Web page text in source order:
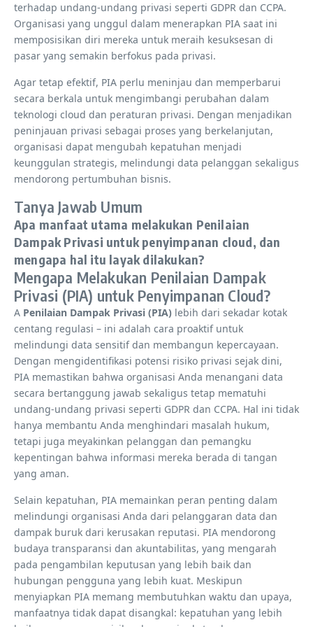
terhadap undang-undang privasi seperti GDPR dan CCPA.
Organisasi yang unggul dalam menerapkan PIA saat ini
memposisikan diri mereka untuk meraih kesuksesan di
pasar yang semakin berfokus pada privasi.
Agar tetap efektif, PIA perlu meninjau dan memperbarui
secara berkala untuk mengimbangi perubahan dalam
teknologi cloud dan peraturan privasi. Dengan menjadikan
peninjauan privasi sebagai proses yang berkelanjutan,
organisasi dapat mengubah kepatuhan menjadi
keunggulan strategis, melindungi data pelanggan sekaligus
mendorong pertumbuhan bisnis.
Tanya Jawab Umum
Apa manfaat utama melakukan Penilaian
Dampak Privasi untuk penyimpanan cloud, dan
mengapa hal itu layak dilakukan?
Mengapa Melakukan Penilaian Dampak
Privasi (PIA) untuk Penyimpanan Cloud?
A Penilaian Dampak Privasi (PIA) lebih dari sekadar kotak
centang regulasi – ini adalah cara proaktif untuk
melindungi data sensitif dan membangun kepercayaan.
Dengan mengidentifikasi potensi risiko privasi sejak dini,
PIA memastikan bahwa organisasi Anda menangani data
secara bertanggung jawab sekaligus tetap mematuhi
undang-undang privasi seperti GDPR dan CCPA. Hal ini tidak
hanya membantu Anda menghindari masalah hukum,
tetapi juga meyakinkan pelanggan dan pemangku
kepentingan bahwa informasi mereka berada di tangan
yang aman.
Selain kepatuhan, PIA memainkan peran penting dalam
melindungi organisasi Anda dari pelanggaran data dan
dampak buruk dari kerusakan reputasi. PIA mendorong
budaya transparansi dan akuntabilitas, yang mengarah
pada pengambilan keputusan yang lebih baik dan
hubungan pengguna yang lebih kuat. Meskipun
menyiapkan PIA memang membutuhkan waktu dan upaya,
manfaatnya tidak dapat disangkal: kepatuhan yang lebih